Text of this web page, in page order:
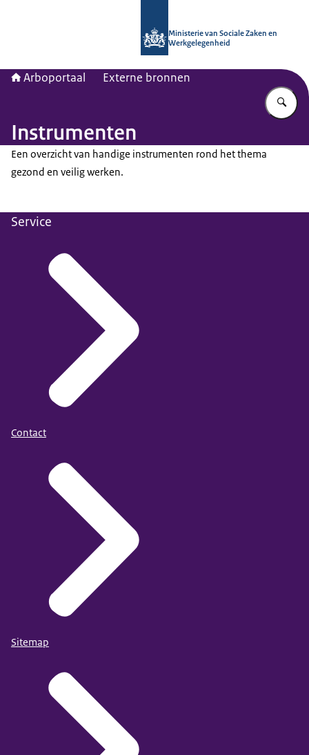
Ministerie van Sociale Zaken en
Werkgelegenheid
Arboportaal Externe bronnen
Instrumenten
Een overzicht van handige instrumenten rond het thema
gezond en veilig werken.
Service
Contact
Sitemap